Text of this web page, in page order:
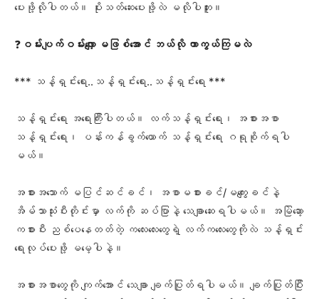
​ပေးဖို့လိုပါတယ်။ ပိုးသတ်​ဆေး​ပေးဖို့လဲ မလိုပါဘူး။
❓ ဝမ်းပျက်ဝမ်း​လျှော မဖြစ်​အောင် ဘယ်လို ကာကွယ်ကြမလဲ
*** သန့်ရှင်း​ရေး..သန့်ရှင်း​ရေး..သန့်ရှင်း​ရေး ***
သန့်ရှင်း​ရေး အ​ရေးကြီးပါတယ်။ လက်သန့်ရှင်း​ရေး၊ အစားအစာ
သန့်ရှင်း​ရေး၊ ပန်းကန်ခွက်​ယောက် သန့်ရှင်း​ရေး ဂရုစိုက်ရပါ
မယ်။
အစား​အ​သောက် မပြင်ဆင်ခင်၊ အစာမစားခင်/မ​ကျွေးခင်နဲ့
အိမ်သာသုံးပီးတိုင်း​မှာ လက်ကို ဆပ်ပြာနဲ့ ​သေချာ​ဆေးရပါမယ်။ အမြဲ​ဆော့
ကစားပီး ညစ်​ပေ​နေတတ်တဲ့ က​လေး​လေး​တွေရဲ့ လက်က​လေး​တွေကိုလဲ သန့်ရှင်း​
ရေးလုပ်​ပေးဖို့ မ​မေ့ပါနဲ့။
အစားအစာ​တွေကို ​ကျက်​အောင် ​သေချာ ချက်ပြုတ်ရပါမယ်။ ချက်ပြုတ်ပြီး